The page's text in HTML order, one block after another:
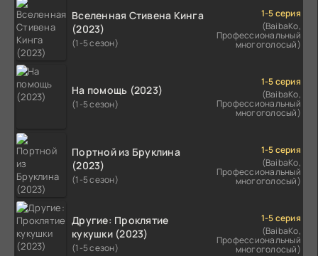
Вселенная Стивена Кинга
(2023)
(1-5 сезон)
1-5 серия
(BaibaKo,
Профессиональный
многоголосый)
На помощь (2023)
(1-5 сезон)
1-5 серия
(BaibaKo,
Профессиональный
многоголосый)
Портной из Бруклина
(2023)
(1-5 сезон)
1-5 серия
(BaibaKo,
Профессиональный
многоголосый)
Другие: Проклятие
кукушки (2023)
(1-5 сезон)
1-5 серия
(BaibaKo,
Профессиональный
многоголосый)